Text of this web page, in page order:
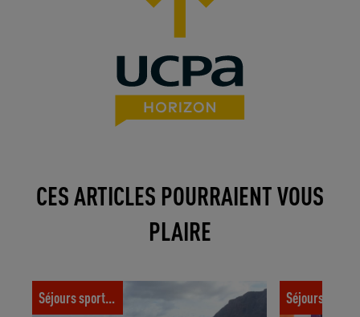
CES ARTICLES POURRAIENT VOUS
PLAIRE
Top 7 des spots de surf à faire pas loin et
à l’étranger
Séjours sportifs 4 raisons de